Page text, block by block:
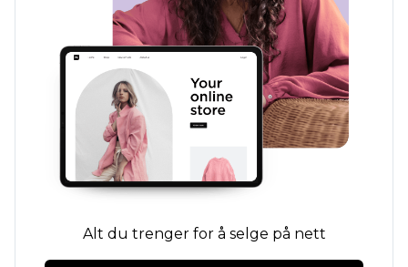
Alt du trenger for å selge på nett